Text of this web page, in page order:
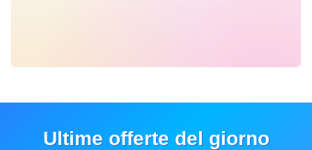
Ultime offerte del giorno